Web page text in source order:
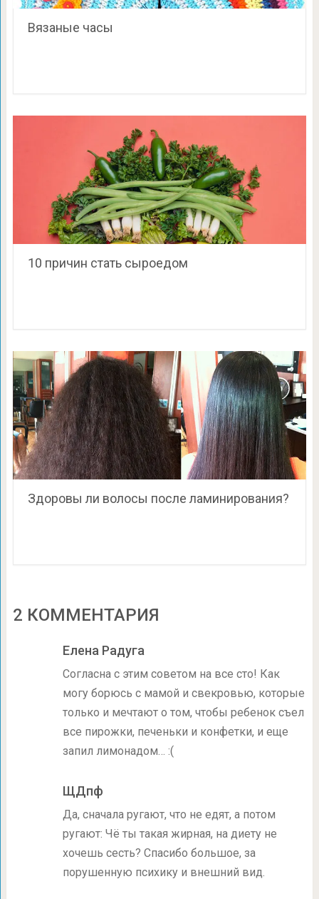
Вязаные часы
10 причин стать сыроедом
Здоровы ли волосы после ламинирования?
2 КОММЕНТАРИЯ
Елена Радуга
Согласна с этим советом на все сто! Как
могу борюсь с мамой и свекровью, которые
только и мечтают о том, чтобы ребенок съел
все пирожки, печеньки и конфетки, и еще
запил лимонадом… :(
ЩДпф
Да, сначала ругают, что не едят, а потом
ругают: Чё ты такая жирная, на диету не
хочешь сесть? Спасибо большое, за
порушенную психику и внешний вид.